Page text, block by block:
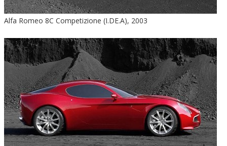
Alfa Romeo 8C Competizione (I.DE.A), 2003